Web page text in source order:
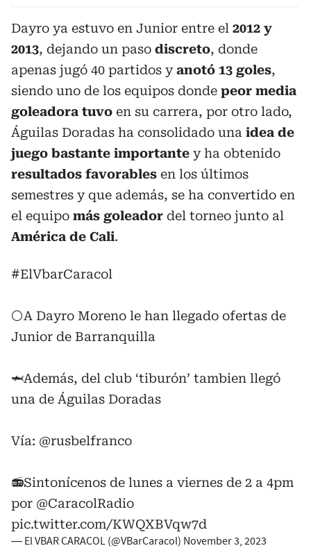
Dayro ya estuvo en Junior entre el 2012 y
2013, dejando un paso discreto, donde
apenas jugó 40 partidos yanotó 13 goles,
siendo uno de los equipos donde peor media
goleadora tuvo en su carrera, por otro lado,
Águilas Doradas ha consolidado una idea de
juego bastante importante y ha obtenido
resultados favorables en los últimos
semestres y que además, se ha convertido en
el equipo más goleador del torneo junto al
América de Cali.
#ElVbarCaracol
⚪️A Dayro Moreno le han llegado ofertas de
Junior de Barranquilla
🦈Además, del club ‘tiburón’ tambien llegó
una de Águilas Doradas
Vía: @rusbelfranco
📻Sintonícenos de lunes a viernes de 2 a 4pm
por @CaracolRadio
pic.twitter.com/KWQXBVqw7d
— El VBAR CARACOL (@VBarCaracol) November 3, 2023